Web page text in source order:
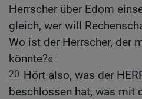
Herrscher über Edom
gleich, wer will
Wo ist der Herrscher, der
könnte?«
20 Hört also, was der
beschlossen hat, was mit